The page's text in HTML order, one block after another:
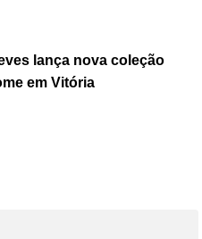
lança nova coleção
em Vitória